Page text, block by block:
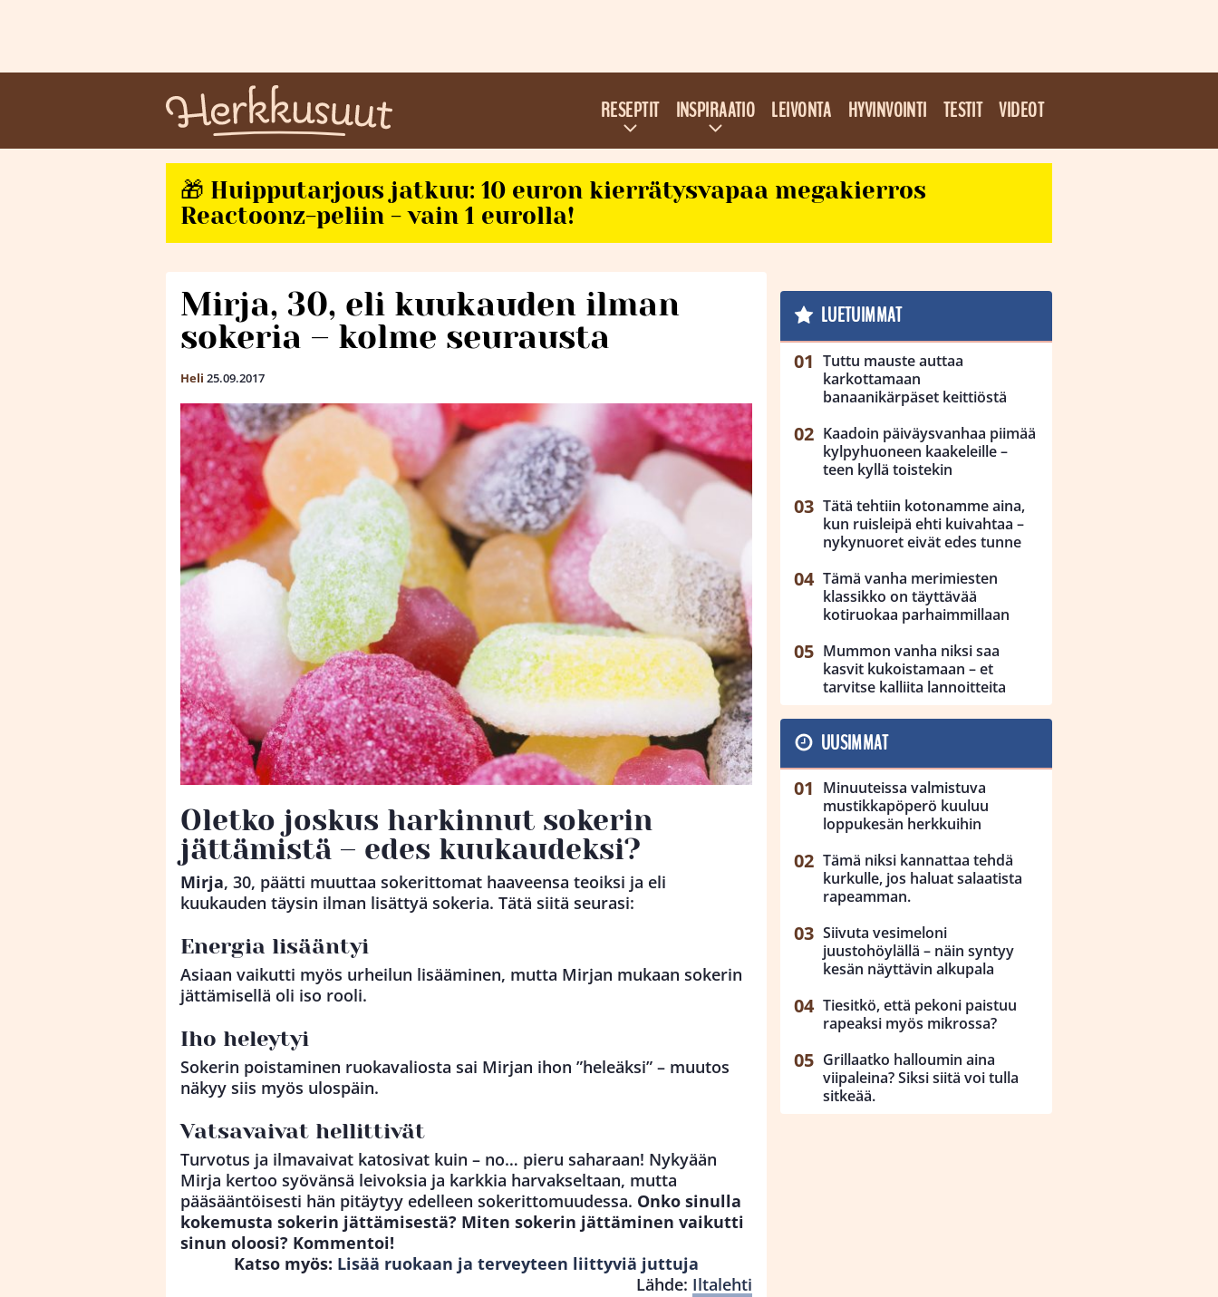
RESEPTIT INSPIRAATIO LEIVONTA HYVINVOINTI TESTIT VIDEOT
🎁 Huipputarjous jatkuu: 10 euron kierrätysvapaa megakierros
Reactoonz-peliin - vain 1 eurolla!
Mirja, 30, eli kuukauden ilman
sokeria – kolme seurausta
Heli 25.09.2017
Oletko joskus harkinnut sokerin
jättämistä – edes kuukaudeksi?
Mirja, 30, päätti muuttaa sokerittomat haaveensa teoiksi ja eli
kuukauden täysin ilman lisättyä sokeria. Tätä siitä seurasi:
Energia lisääntyi
Asiaan vaikutti myös urheilun lisääminen, mutta Mirjan mukaan sokerin
jättämisellä oli iso rooli.
Iho heleytyi
Sokerin poistaminen ruokavaliosta sai Mirjan ihon ”heleäksi” – muutos
näkyy siis myös ulospäin.
Vatsavaivat hellittivät
Turvotus ja ilmavaivat katosivat kuin – no… pieru saharaan! Nykyään
Mirja kertoo syövänsä leivoksia ja karkkia harvakseltaan, mutta
pääsääntöisesti hän pitäytyy edelleen sokerittomuudessa. Onko sinulla
kokemusta sokerin jättämisestä? Miten sokerin jättäminen vaikutti
sinun oloosi? Kommentoi!
Katso myös: Lisää ruokaan ja terveyteen liittyviä juttuja
Lähde: Iltalehti
LUETUIMMAT
Tuttu mauste auttaa
karkottamaan
banaanikärpäset keittiöstä
Kaadoin päiväysvanhaa piimää
kylpyhuoneen kaakeleille –
teen kyllä toistekin
Tätä tehtiin kotonamme aina,
kun ruisleipä ehti kuivahtaa –
nykynuoret eivät edes tunne
Tämä vanha merimiesten
klassikko on täyttävää
kotiruokaa parhaimmillaan
Mummon vanha niksi saa
kasvit kukoistamaan – et
tarvitse kalliita lannoitteita
UUSIMMAT
Minuuteissa valmistuva
mustikkapöperö kuuluu
loppukesän herkkuihin
Tämä niksi kannattaa tehdä
kurkulle, jos haluat salaatista
rapeamman.
Siivuta vesimeloni
juustohöylällä – näin syntyy
kesän näyttävin alkupala
Tiesitkö, että pekoni paistuu
rapeaksi myös mikrossa?
Grillaatko halloumin aina
viipaleina? Siksi siitä voi tulla
sitkeää.